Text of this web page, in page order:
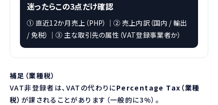
迷ったらこの3点だけ確認
① 直近12か月売上（PHP）｜② 売上内訳（国内 / 輸出
/ 免税）｜③ 主な取引先の属性（VAT登録事業者か）
補足（業種税）
VAT非登録者は、VATの代わりにPercentage Tax（業種
税） が課されることがあります（一般的に3%）。